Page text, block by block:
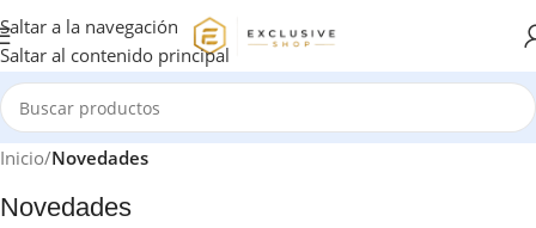
Saltar a la navegación
Saltar al contenido principal
Inicio/Novedades
Novedades